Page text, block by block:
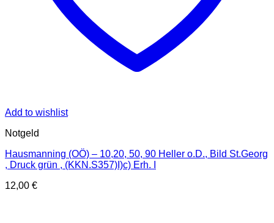
Add to wishlist
Notgeld
Hausmanning (OÖ) – 10,20, 50, 90 Heller o.D., Bild St.Georg
, Druck grün , (KKN.S357)I)c) Erh. I
12,00 €